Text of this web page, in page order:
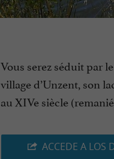
Vous serez séduit par
village d’Unzent, son
au XIVe siècle
ACCEDE A LOS